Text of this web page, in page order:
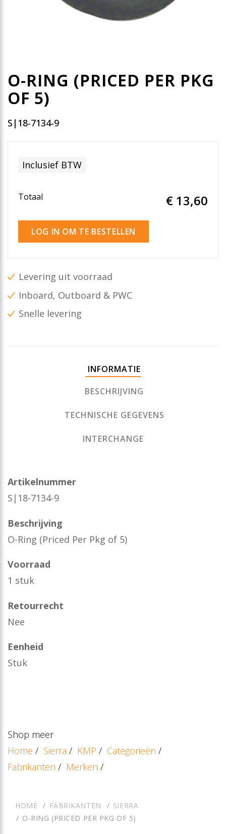
O-RING (PRICED PER PKG
OF 5)
S|18-7134-9
Inclusief BTW
Totaal € 13,60
LOG IN OM TE BESTELLEN
Levering uit voorraad
Inboard, Outboard & PWC
Snelle levering
INFORMATIE
BESCHRIJVING
TECHNISCHE GEGEVENS
INTERCHANGE
Artikelnummer
S|18-7134-9
Beschrijving
O-Ring (Priced Per Pkg of 5)
Voorraad
1 stuk
Retourrecht
Nee
Eenheid
Stuk
Shop meer
Home / Sierra / KMP / Categorieën /
Fabrikanten / Merken /
HOME FABRIKANTEN
SIERRA
O-RING (PRICED PER PKG OF 5)